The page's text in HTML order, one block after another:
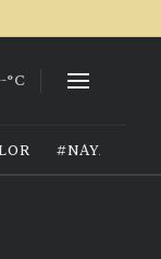
°C
#NAYARIT